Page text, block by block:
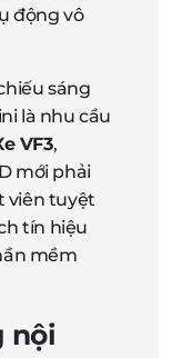
động vô
sáng
là nhu cầu
VF3,
mới phải
viên tuyệt
tín hiệu
mềm
nội